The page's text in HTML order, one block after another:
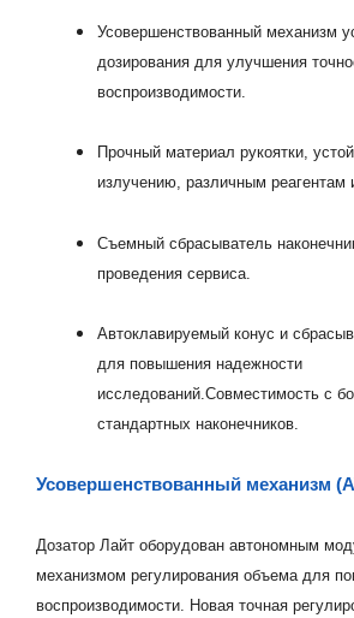
Усовершенствованный механизм
дозирования для улучшения
воспроизводимости.
Прочный материал рукоятки,
излучению, различным реагентам
Съемный сбрасыватель
проведения сервиса.
Автоклавируемый конус и
для повышения надежности
исследований.Совместимость с
стандартных наконечников.
Усовершенствованный механизм
Дозатор Лайт оборудован автономным
механизмом регулирования объема для
воспроизводимости. Новая точная